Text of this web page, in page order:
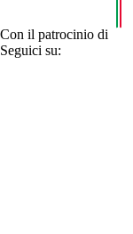
Con il patrocinio di
Seguici su: